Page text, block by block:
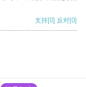
支持[0] 反对[0]